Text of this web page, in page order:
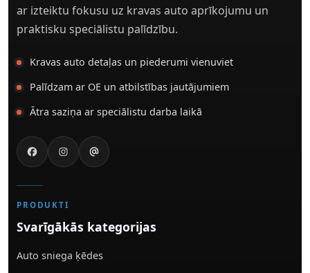
ar izteiktu fokusu uz kravas auto aprīkojumu un
praktisku speciālistu palīdzību.
Kravas auto detaļas un piederumi vienuviet
Palīdzam ar OE un atbilstības jautājumiem
Ātra saziņa ar speciālistu darba laikā
PRODUKTI
Svarīgākās kategorijas
Auto sniega ķēdes